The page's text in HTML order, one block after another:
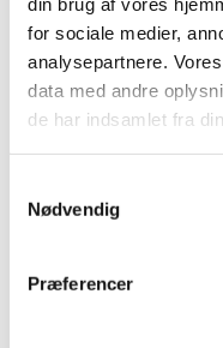
for sociale medier,
analysepartnere.
data med andre
de har indsamlet fra
Nødvendig
Præferencer
Du vil